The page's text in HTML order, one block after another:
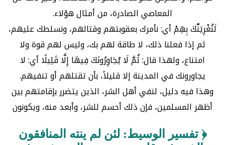
المعاصي الصادرة، من أمثال هؤلاء.
لَنُغْرِيَنَّكَ بِهِمْ أي: نأمرك بعقوبتهم وقتالهم، ونسلطك عليهم،
ثم إذا فعلنا ذلك، لا طاقة لهم بك، وليس لهم قوة ولا
امتناع، ولهذا قال: ثُمَّ لَا يُجَاوِرُونَكَ فِيهَا إِلَّا قَلِيلًا أي: لا
يجاورونك في المدينة إلا قليلاً، بأن تقتلهم أو تنفيهم.
وهذا فيه دليل، لنفي أهل الشر، الذين يتضرر بإقامتهم بين
أظهر المسلمين، فإن ذلك أحسم للشر، وأبعد منه، ويكونون
﴿ تفسير الوسيط: لئن لم ينته المنافقون